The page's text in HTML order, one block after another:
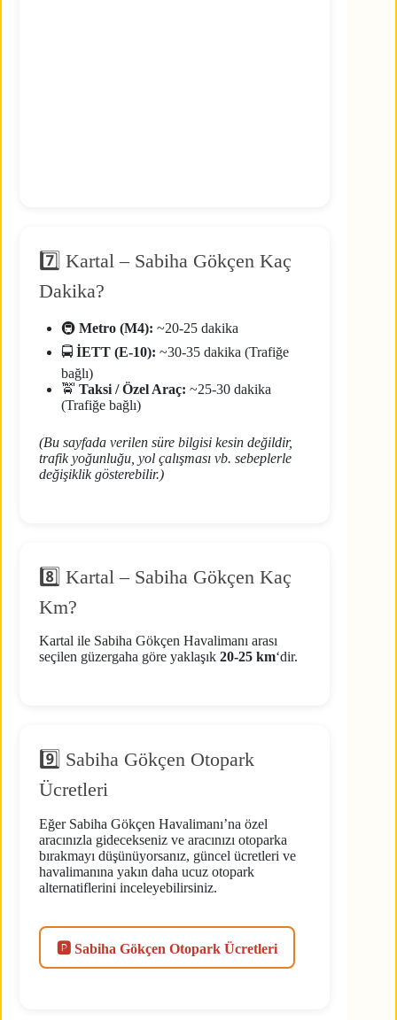
7️⃣ Kartal – Sabiha Gökçen Kaç
Dakika?
🚇 Metro (M4): ~20-25 dakika
🚍 İETT (E-10): ~30-35 dakika (Trafiğe
bağlı)
🚖 Taksi / Özel Araç: ~25-30 dakika
(Trafiğe bağlı)
(Bu sayfada verilen süre bilgisi kesin değildir,
trafik yoğunluğu, yol çalışması vb. sebeplerle
değişiklik gösterebilir.)
8️⃣ Kartal – Sabiha Gökçen Kaç
Km?
Kartal ile Sabiha Gökçen Havalimanı arası
seçilen güzergaha göre yaklaşık 20-25 km‘dir.
9️⃣ Sabiha Gökçen Otopark
Ücretleri
Eğer Sabiha Gökçen Havalimanı’na özel
aracınızla gidecekseniz ve aracınızı otoparka
bırakmayı düşünüyorsanız, güncel ücretleri ve
havalimanına yakın daha ucuz otopark
alternatiflerini inceleyebilirsiniz.
🅿️ Sabiha Gökçen Otopark Ücretleri